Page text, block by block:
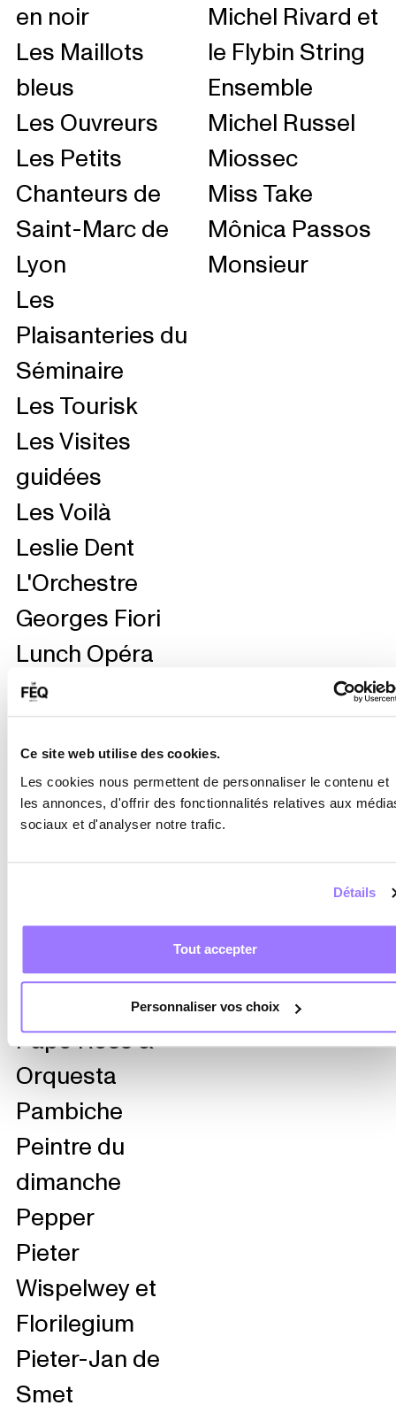
Ce site web utilise des cookies.
Les cookies nous permettent de personnaliser le contenu et
les annonces, d'offrir des fonctionnalités relatives aux
sociaux et d'analyser notre trafic.
Détails
Tout accepter
Personnaliser vos choix
en noir
Les Maillots
bleus
Les Ouvreurs
Les Petits
Chanteurs de
Saint-Marc de
Lyon
Les
Plaisanteries du
Séminaire
Les Tourisk
Les Visites
guidées
Les Voilà
Leslie Dent
L'Orchestre
Georges Fiori
Lunch Opéra
Michel Rivard et
le Flybin String
Ensemble
Michel Russel
Miossec
Miss Take
Mônica Passos
Monsieur
N
Normand
Beaumont
O
Octobre
P
Papo Ross &
Orquesta
Pambiche
Peintre du
dimanche
Pepper
Pieter
Wispelwey et
Florilegium
Pieter-Jan de
Smet
Q